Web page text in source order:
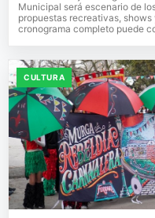
Municipal será escenario de
propuestas recreativas,
cronograma completo puede
CULTURA